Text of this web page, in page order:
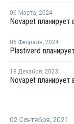
06 Марта, 2024
Novapet планирует
06 Февраля, 2024
18 Декабря, 2023
02 Сентября, 2021